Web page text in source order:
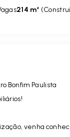
214 m² (
Bonfim Paulista
venha